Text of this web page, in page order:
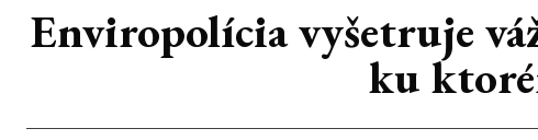
Enviropolícia vyšetruje
ku